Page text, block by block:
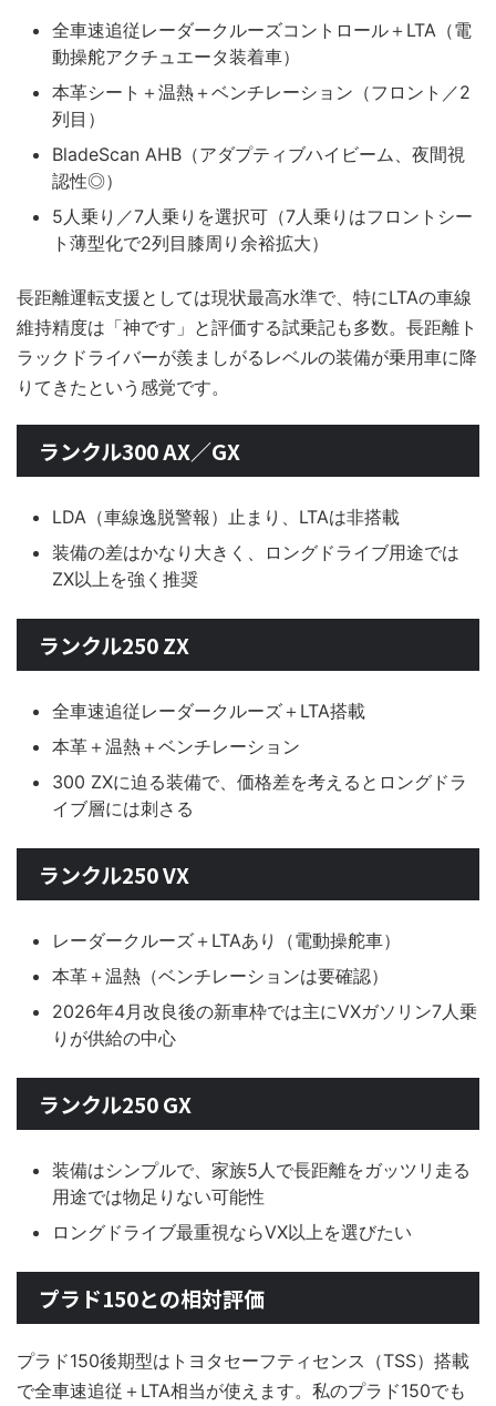
全車速追従レーダークルーズコントロール＋LTA（電
動操舵アクチュエータ装着車）
本革シート＋温熱＋ベンチレーション（フロント／2
列目）
BladeScan AHB（アダプティブハイビーム、夜間視
認性◎）
5人乗り／7人乗りを選択可（7人乗りはフロントシー
ト薄型化で2列目膝周り余裕拡大）
長距離運転支援としては現状最高水準で、特にLTAの車線
維持精度は「神です」と評価する試乗記も多数。長距離ト
ラックドライバーが羨ましがるレベルの装備が乗用車に降
りてきたという感覚です。
ランクル300 AX／GX
LDA（車線逸脱警報）止まり、LTAは非搭載
装備の差はかなり大きく、ロングドライブ用途では
ZX以上を強く推奨
ランクル250 ZX
全車速追従レーダークルーズ＋LTA搭載
本革＋温熱＋ベンチレーション
300 ZXに迫る装備で、価格差を考えるとロングドラ
イブ層には刺さる
ランクル250 VX
レーダークルーズ＋LTAあり（電動操舵車）
本革＋温熱（ベンチレーションは要確認）
2026年4月改良後の新車枠では主にVXガソリン7人乗
りが供給の中心
ランクル250 GX
装備はシンプルで、家族5人で長距離をガッツリ走る
用途では物足りない可能性
ロングドライブ最重視ならVX以上を選びたい
プラド150との相対評価
プラド150後期型はトヨタセーフティセンス（TSS）搭載
で全車速追従＋LTA相当が使えます。私のプラド150でも